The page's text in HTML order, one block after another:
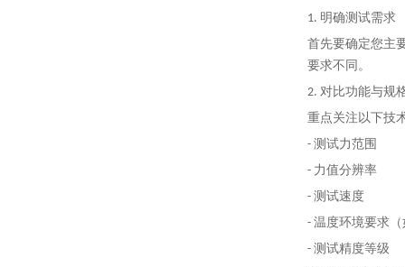
1. 明确测试需求
首先要确定您主
要求不同。
2. 对比功能与规
重点关注以下技
- 测试力范围
- 力值分辨率
- 测试速度
- 温度环境要求
- 测试精度等级